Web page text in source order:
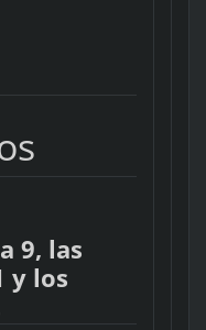
9, las
y los